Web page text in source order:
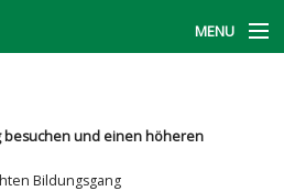
MENU
besuchen und einen höheren
Bildungsgang